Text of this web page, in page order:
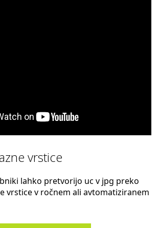
vrstice
lahko pretvorijo uc v jpg preko
vrstice v ročnem ali avtomatiziranem